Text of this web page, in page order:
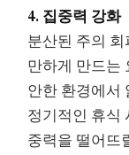
4. 집중력 강화
분산된 주의
만하게 만드는
안한 환경에서
정기적인 휴식
중력을 떨어뜨